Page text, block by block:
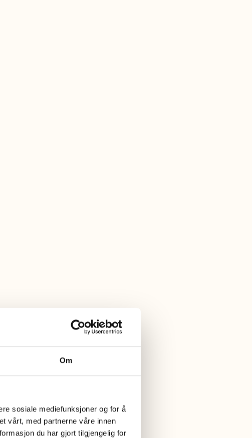
Om
sosiale mediefunksjoner og for å
vårt, med partnerne våre innen
du har gjort tilgjengelig for